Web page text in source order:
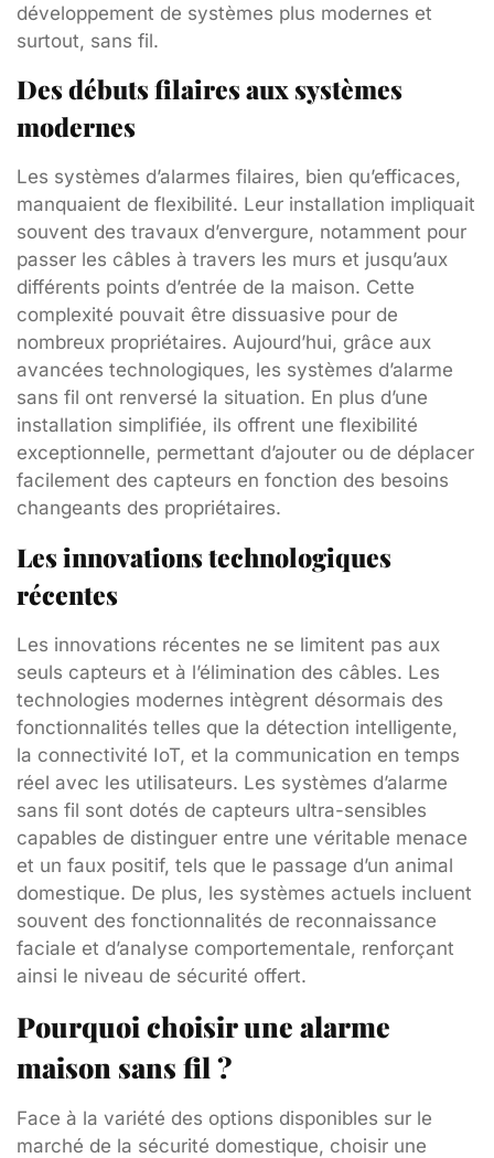
développement de systèmes plus modernes et
surtout, sans fil.
Des débuts filaires aux systèmes
modernes
Les systèmes d’alarmes filaires, bien qu’efficaces,
manquaient de flexibilité. Leur installation impliquait
souvent des travaux d’envergure, notamment pour
passer les câbles à travers les murs et jusqu’aux
différents points d’entrée de la maison. Cette
complexité pouvait être dissuasive pour de
nombreux propriétaires. Aujourd’hui, grâce aux
avancées technologiques, les systèmes d’alarme
sans fil ont renversé la situation. En plus d’une
installation simplifiée, ils offrent une flexibilité
exceptionnelle, permettant d’ajouter ou de déplacer
facilement des capteurs en fonction des besoins
changeants des propriétaires.
Les innovations technologiques
récentes
Les innovations récentes ne se limitent pas aux
seuls capteurs et à l’élimination des câbles. Les
technologies modernes intègrent désormais des
fonctionnalités telles que la détection intelligente,
la connectivité IoT, et la communication en temps
réel avec les utilisateurs. Les systèmes d’alarme
sans fil sont dotés de capteurs ultra-sensibles
capables de distinguer entre une véritable menace
et un faux positif, tels que le passage d’un animal
domestique. De plus, les systèmes actuels incluent
souvent des fonctionnalités de reconnaissance
faciale et d’analyse comportementale, renforçant
ainsi le niveau de sécurité offert.
Pourquoi choisir une alarme
maison sans fil ?
Face à la variété des options disponibles sur le
marché de la sécurité domestique, choisir une